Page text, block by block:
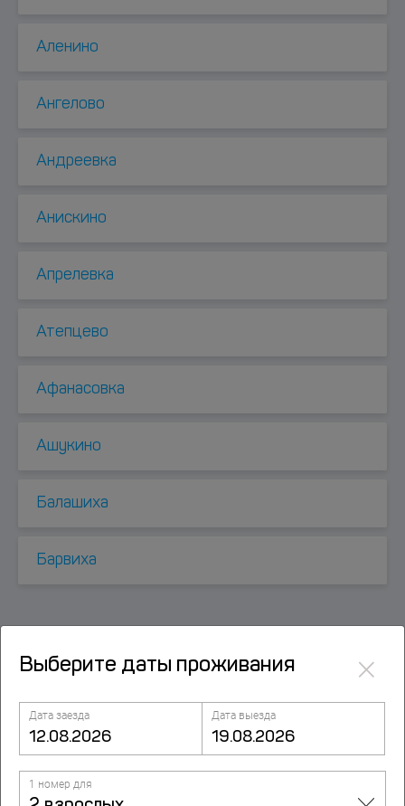
Аленино
Ангелово
Андреевка
Анискино
Апрелевка
Атепцево
Афанасовка
Ашукино
Балашиха
Барвиха
InnDays Na Domodedovskoj Apartments
Shipilovskiy proyezd, 59/2, Moscow, Москва
Выберите даты проживания ×
Дата заезда Дата выезда
1 номер для